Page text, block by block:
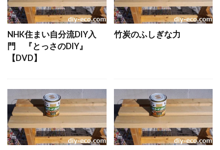
NHK住まい自分流DIY入
門 『とっさのDIY』
【DVD】
竹炭のふしぎな力